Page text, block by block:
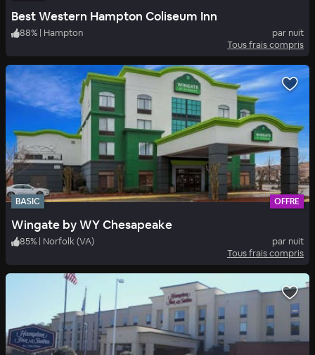
Best Western Hampton Coliseum Inn
88% | Hampton
par nuit
Tous frais compris
BASIC OFFRE
Wingate by WY Chesapeake
85% | Norfolk (VA)
par nuit
Tous frais compris